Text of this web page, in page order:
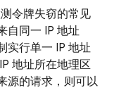
令牌失窃的常见
自同一 IP 地址
实行单一 IP 地址
地址所在地理区
源的请求，则可以